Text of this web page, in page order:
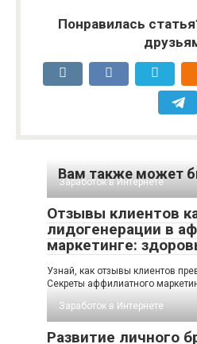
Понравилась
Вам также может
Заработок в Интернете
Отзывы клиентов
лидогенерации в
маркетинге:
Узнай, как отзывы клиентов
Секреты аффилиатного
Заработок в Интернете
Развитие личного